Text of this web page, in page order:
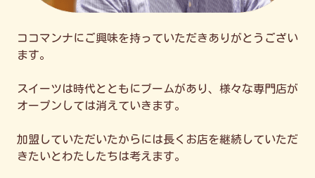
ココマンナにご興味を持っていただきありがとうござい
ます。
スイーツは時代とともにブームがあり、様々な専門店が
オープンしては消えていきます。
加盟していただいたからには長くお店を継続していただ
きたいとわたしたちは考えます。